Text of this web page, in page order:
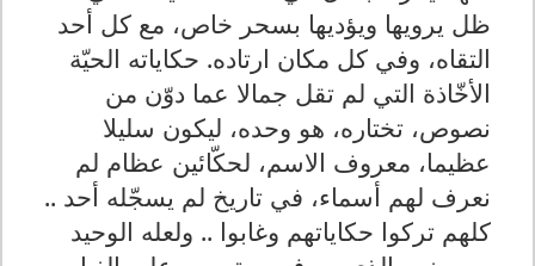
ظل يرويها ويؤديها بسحر خاص، مع كل أحد
التقاه، وفي كل مكان ارتاده. حكاياته الحيّة
الأخّاذة التي لم تقل جمالا عما دوّن من
نصوص، تختاره، هو وحده، ليكون سليلا
عظيما، معروف الاسم، لحكّائين عظام لم
نعرف لهم أسماء، في تاريخ لم يسجّله أحد ..
كلهم تركوا حكاياتهم وغابوا .. ولعله الوحيد